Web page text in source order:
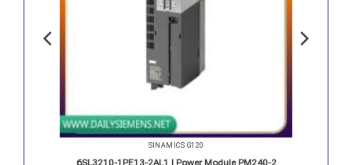
SINAMICS G120
6SL3210-1PE13-2AL1 | Power Module PM240-2